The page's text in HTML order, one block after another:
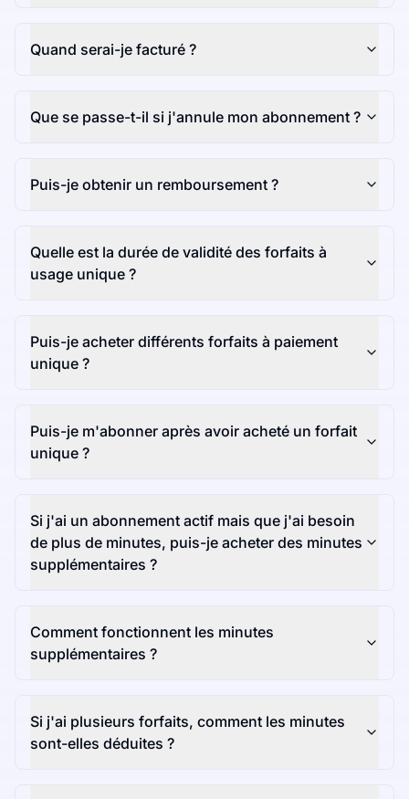
Quand serai-je facturé ?
Que se passe-t-il si j'annule mon abonnement ?
Puis-je obtenir un remboursement ?
Quelle est la durée de validité des forfaits à
usage unique ?
Puis-je acheter différents forfaits à paiement
unique ?
Puis-je m'abonner après avoir acheté un forfait
unique ?
Si j'ai un abonnement actif mais que j'ai besoin
de plus de minutes, puis-je acheter des minutes
supplémentaires ?
Comment fonctionnent les minutes
supplémentaires ?
Si j'ai plusieurs forfaits, comment les minutes
sont-elles déduites ?